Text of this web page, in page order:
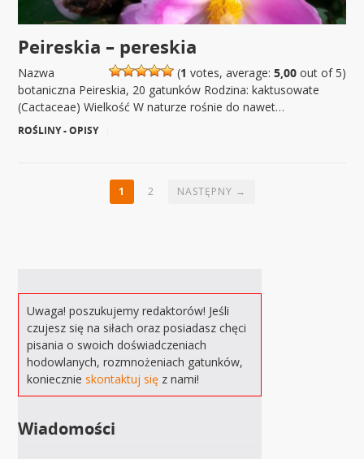
Peireskia – pereskia
(1 votes, average: 5,00out of 5)
Nazwa
botaniczna Peireskia, 20 gatunków Rodzina: kaktusowate
(Cactaceae) Wielkość W naturze rośnie do nawet…
ROŚLINY - OPISY
1 2 NASTĘPNY →
Uwaga! poszukujemy redaktorów! Jeśli
czujesz się na siłach oraz posiadasz chęci
pisania o swoich doświadczeniach
hodowlanych, rozmnożeniach gatunków,
koniecznieskontaktuj się z nami!
Wiadomości